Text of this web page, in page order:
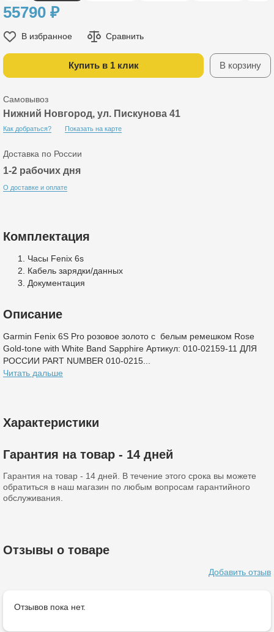
55790 ₽
Купить в 1 клик В корзину
В избранное Сравнить
Самовывоз
Нижний Новгород, ул. Пискунова 41
Как добраться? Показать на карте
Доставка по России
1-2 рабочих дня
О доставке и оплате
Комплектация
Часы Fenix 6s
Кабель зарядки/данных
Документация
Описание
Garmin Fenix 6S Pro розовое золото с белым ремешком Rose
Gold-tone with White Band Sapphire Артикул: 010-02159-11 ДЛЯ
РОССИИ PART NUMBER 010-0215...
Читать дальше
Характеристики
Гарантия на товар - 14 дней
Гарантия на товар - 14 дней. В течение этого срока вы можете
обратиться в наш магазин по любым вопросам гарантийного
обслуживания.
Отзывы о товаре
Добавить отзыв
Отзывов пока нет.